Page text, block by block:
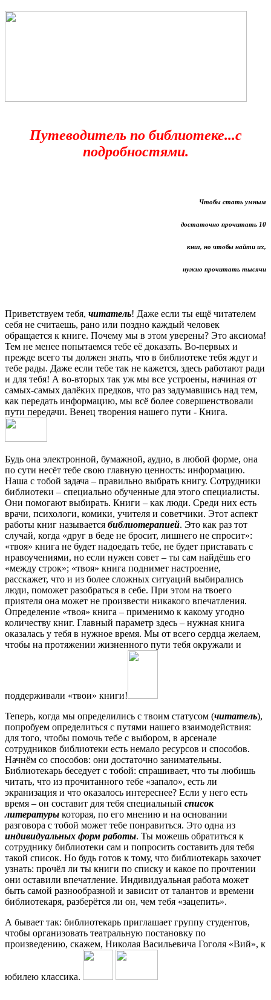
Путеводитель по библиотеке...с
подробностями.
Чтобы стать умным
достаточно прочитать 10
книг, но чтобы найти их,
нужно прочитать тысячи
Приветствуем тебя, читатель! Даже если ты ещё читателем
себя не считаешь, рано или поздно каждый человек
обращается к книге. Почему мы в этом уверены? Это аксиома!
Тем не менее попытаемся тебе её доказать. Во-первых и
прежде всего ты должен знать, что в библиотеке тебя ждут и
тебе рады. Даже если тебе так не кажется, здесь работают ради
и для тебя! А во-вторых так уж мы все устроены, начиная от
самых-самых далёких предков, что раз задумавшись над тем,
как передать информацию, мы всё более совершенствовали
пути передачи. Венец творения нашего пути - Книга.
Будь она электронной, бумажной, аудио, в любой форме, она
по сути несёт тебе свою главную ценность: информацию.
Наша с тобой задача – правильно выбрать книгу. Сотрудники
библиотеки – специально обученные для этого специалисты.
Они помогают выбирать. Книги – как люди. Среди них есть
врачи, психологи, комики, учителя и советчики. Этот аспект
работы книг называется библиотерапией. Это как раз тот
случай, когда «друг в беде не бросит, лишнего не спросит»:
«твоя» книга не будет надоедать тебе, не будет приставать с
нравоучениями, но если нужен совет – ты сам найдёшь его
«между строк»; «твоя» книга поднимет настроение,
расскажет, что и из более сложных ситуаций выбирались
люди, поможет разобраться в себе. При этом на твоего
приятеля она может не произвести никакого впечатления.
Определение «твоя» книга – применимо к какому угодно
количеству книг. Главный параметр здесь – нужная книга
оказалась у тебя в нужное время. Мы от всего сердца желаем,
чтобы на протяжении жизненного пути тебя окружали и
поддерживали «твои» книги!
Теперь, когда мы определились с твоим статусом (читатель),
попробуем определиться с путями нашего взаимодействия:
для того, чтобы помочь тебе с выбором, в арсенале
сотрудников библиотеки есть немало ресурсов и способов.
Начнём со способов: они достаточно занимательны.
Библиотекарь беседует с тобой: спрашивает, что ты любишь
читать, что из прочитанного тебе «запало», есть ли
экранизация и что оказалось интереснее? Если у него есть
время – он составит для тебя специальный список
литературы которая, по его мнению и на основании
разговора с тобой может тебе понравиться. Это одна из
индивидуальных форм работы. Ты можешь обратиться к
сотруднику библиотеки сам и попросить составить для тебя
такой список. Но будь готов к тому, что библиотекарь захочет
узнать: прочёл ли ты книги по списку и какое по прочтении
они оставили впечатление. Индивидуальная работа может
быть самой разнообразной и зависит от талантов и времени
библиотекаря, разберётся ли он, чем тебя «зацепить».
А бывает так: библиотекарь приглашает группу студентов,
чтобы организовать театральную постановку по
произведению, скажем, Николая Васильевича Гоголя «Вий», к
юбилею классика.